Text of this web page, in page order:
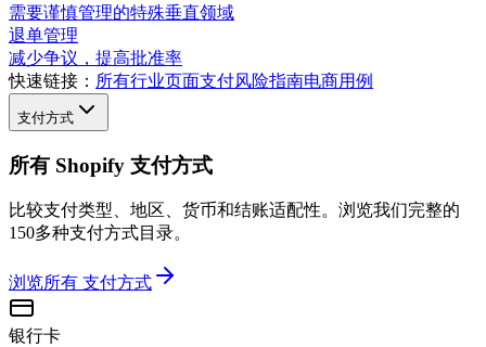
需要谨慎管理的特殊垂直领域
退单管理
减少争议，提高批准率
快速链接： 所有行业页面支付风险指南电商用例
支付方式
所有 Shopify 支付方式
比较支付类型、地区、货币和结账适配性。浏览我们完整的
150多种支付方式目录。
浏览所有 支付方式
银行卡